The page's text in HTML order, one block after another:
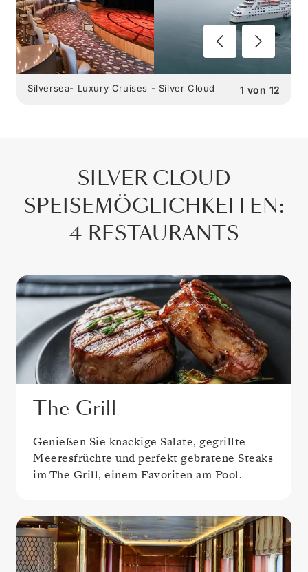
1 von 12
Silversea- Luxury Cruises - Silver Cloud
SILVER CLOUD
SPEISEMÖGLICHKEITEN:
4 RESTAURANTS
The Grill
Genießen Sie knackige Salate, gegrillte
Meeresfrüchte und perfekt gebratene Steaks
im The Grill, einem Favoriten am Pool.